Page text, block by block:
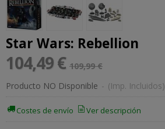
Star Wars: Rebellion
104,49 € 109,99 €
Producto NO Disponible - (Imp. Incluidos)
Costes de envío Ver descripción